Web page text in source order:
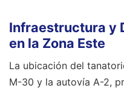
Infraestructura y
en la Zona Este
La ubicación del
M-30 y la autovía A-2,